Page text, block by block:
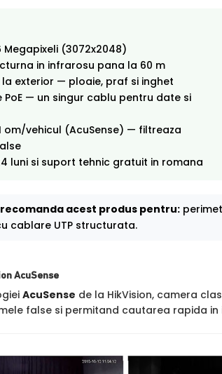
Megapixeli (3072x2048)
in infrarosu pana la 60 m
la exterior — ploaie, praf si inghet
PoE — un singur cablu pentru date si
om/vehicul (AcuSense) — filtreaza
luni si suport tehnic gratuit in romana
acest produs pentru:
cablare UTP structurata.
AcuSense
AcuSense de la HikVision, camera
false si permitand cautarea rapida